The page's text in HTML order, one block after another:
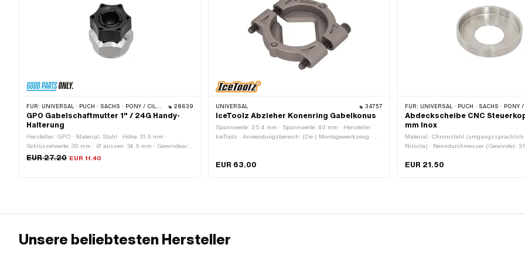
FÜR: UNIVERSAL · PUCH · SACHS · PONY / CILO (BETA 521 & 512) · PIAGGIO · ZÜNDAPP BELMONDO · SOLEX · TOMOS 28639
GPO Gabelschaftmutter 1" / 24G Handy-
Halterung
Hersteller: GPO · Material: Stahl · Höhe: 31.5 mm ·
Schlüsselweite: 30 mm · Ø aussen: 34.5 mm · Gewindeart:
FG25.4 (1" 24G) · Gewindelänge: 11 mm
EUR 27.20 EUR 11.40
UNIVERSAL 34757
IceToolz Abzieher Konenring Gabelkonus
Spannweite: 25.4 mm · Spannweite: 40 mm · Hersteller:
IceToolz · Anwendungsbereich: (De-) Montagewerkzeug ·
EUR 63.00
FÜR: UNIVERSAL · PUCH · SACHS · PONY / CILO (BETA 521 & 512) · ZÜNDAPP
Abdeckscheibe CNC
mm Inox
Material: Chromstahl
Nirosta) · Nenndurchmesser (Gewinde):
EUR 21.50
Unsere beliebtesten Hersteller